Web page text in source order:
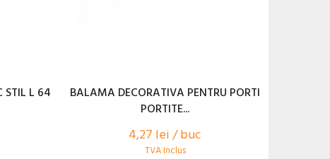
STIL L 64
BALAMA DECORATIVA PENTRU PORTI
PORTITE...
4,27 lei / buc
TVA Inclus